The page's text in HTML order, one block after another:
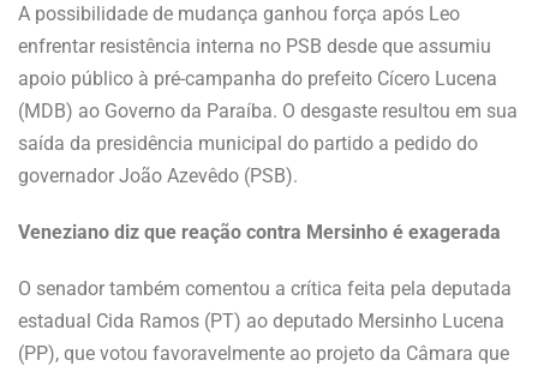
A possibilidade de mudança ganhou força após Leo
enfrentar resistência interna no PSB desde que assumiu
apoio público à pré-campanha do prefeito Cícero Lucena
(MDB) ao Governo da Paraíba. O desgaste resultou em sua
saída da presidência municipal do partido a pedido do
governador João Azevêdo (PSB).
Veneziano diz que reação contra Mersinho é exagerada
O senador também comentou a crítica feita pela deputada
estadual Cida Ramos (PT) ao deputado Mersinho Lucena
(PP), que votou favoravelmente ao projeto da Câmara que